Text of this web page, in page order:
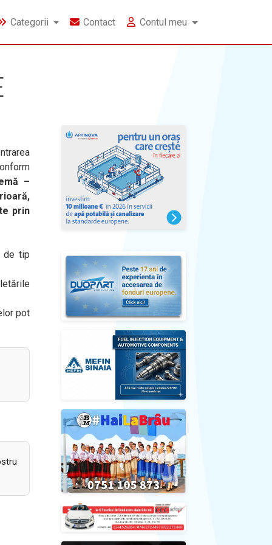
Categorii Contact Contul meu
–
prin
de tip
pot